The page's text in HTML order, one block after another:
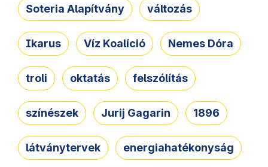
Soteria Alapítvány változás
Ikarus Víz Koalíció Nemes Dóra
troli oktatás felszólítás
színészek Jurij Gagarin 1896
látványtervek energiahatékonyság